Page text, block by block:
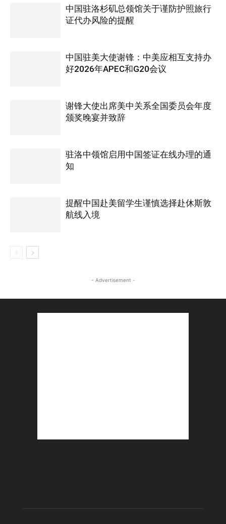
中国驻洛杉矶总领馆关于谨防护照旅行
证代办风险的提醒
中国驻美大使谢锋：中美应相互支持办
好2026年APEC和G20会议
谢锋大使出席美中关系全国委员会年度
颁奖晚宴并致辞
驻洛中领馆启用中国签证在线办理的通
知
提醒中国赴美留学生谨慎选择赴休斯敦
航线入境
- Advertisement -